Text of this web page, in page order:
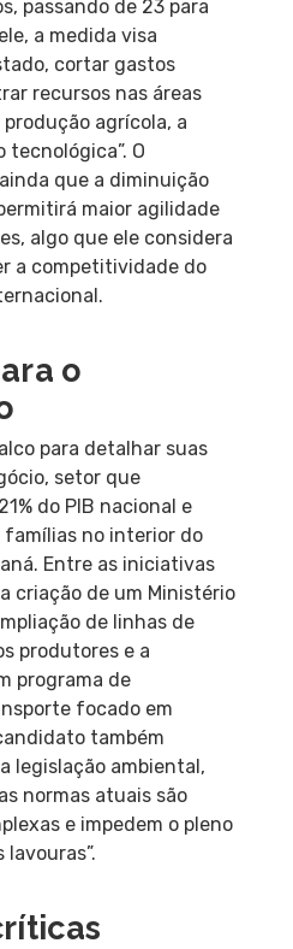
passando de 23 para
a medida visa
cortar gastos
recursos nas áreas
agrícola, a
tecnológica”. O
que a diminuição
maior agilidade
algo que ele considera
a competitividade do
o
para detalhar suas
setor que
do PIB nacional e
famílias no interior do
Entre as iniciativas
criação de um Ministério
de linhas de
produtores e a
programa de
focado em
também
legislação ambiental,
normas atuais são
e impedem o pleno